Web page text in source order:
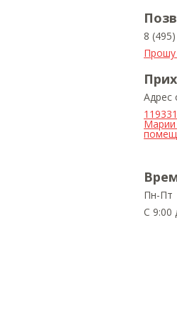
8
Прошу
Адрес
Марии
Пн-Пт
С 9:00